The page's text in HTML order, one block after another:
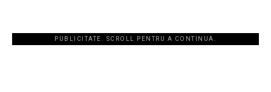
PUBLICITATE. SCROLL PENTRU A CONTINUA.